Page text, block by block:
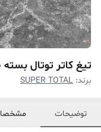
تیغ کاتر توتال بسته 10 عددی
برند: SUPER TOTAL
توضیحات